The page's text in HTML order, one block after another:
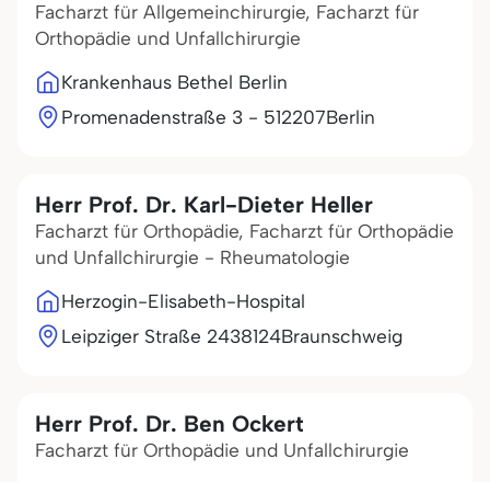
Facharzt für Allgemeinchirurgie, Facharzt für
Orthopädie und Unfallchirurgie
Krankenhaus Bethel Berlin
Promenadenstraße 3 - 512207Berlin
Herr Prof. Dr. Karl-Dieter Heller
Facharzt für Orthopädie, Facharzt für Orthopädie
und Unfallchirurgie - Rheumatologie
Herzogin-Elisabeth-Hospital
Leipziger Straße 2438124Braunschweig
Herr Prof. Dr. Ben Ockert
Facharzt für Orthopädie und Unfallchirurgie